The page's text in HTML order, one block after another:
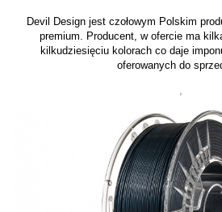
Devil Design jest czołowym Polskim
premium. Producent, w ofercie ma
kilkudziesięciu kolorach co daje
oferowanych do
,